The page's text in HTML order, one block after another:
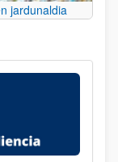
jardunaldia